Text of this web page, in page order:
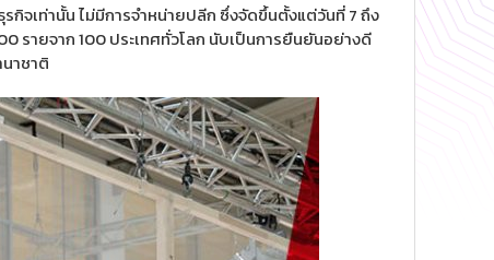
กิจเท่านั้น ไม่มีการจำหน่ายปลีก ซึ่งจัดขึ้นตั้งแต่วันที่ 7 ถึง
รายจาก 100 ประเทศทั่วโลก นับเป็นการยืนยันอย่างดี
าชาติ